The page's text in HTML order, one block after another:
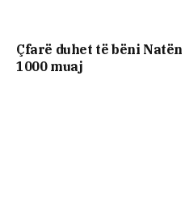
Çfarë duhet të bëni
1000 muaj